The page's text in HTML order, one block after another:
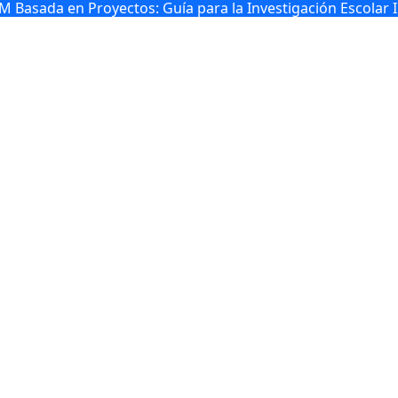
Basada en Proyectos: Guía para la Investigación